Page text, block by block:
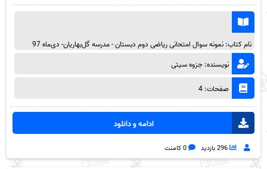
نام کتاب: نمونه سوال امتحانی ریاضی دوم دبستان - مدرسه گل‌بهاریان- دی‌ماه 97
نویسنده: جزوه سیتی
صفحات: 4
ادامه و دانلود
296 بازدید 0 کامنت